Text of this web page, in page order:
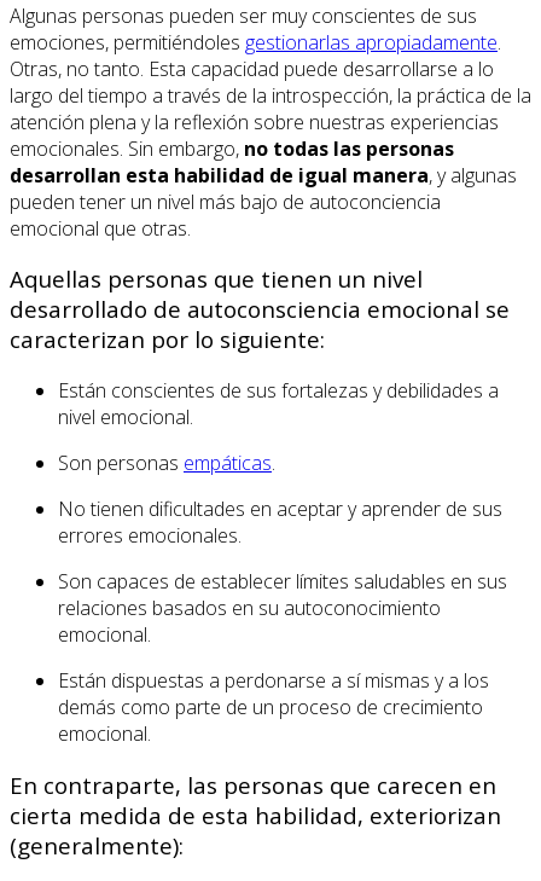
Algunas personas pueden ser muy conscientes de sus
emociones, permitiéndoles gestionarlas apropiadamente.
Otras, no tanto. Esta capacidad puede desarrollarse a lo
largo del tiempo a través de la introspección, la práctica de la
atención plena y la reflexión sobre nuestras experiencias
emocionales. Sin embargo, no todas las personas
desarrollan esta habilidad de igual manera, y algunas
pueden tener un nivel más bajo de autoconciencia
emocional que otras.
Aquellas personas que tienen un nivel
desarrollado de autoconsciencia emocional se
caracterizan por lo siguiente:
Están conscientes de sus fortalezas y debilidades a
nivel emocional.
Son personas empáticas.
No tienen dificultades en aceptar y aprender de sus
errores emocionales.
Son capaces de establecer límites saludables en sus
relaciones basados en su autoconocimiento
emocional.
Están dispuestas a perdonarse a sí mismas y a los
demás como parte de un proceso de crecimiento
emocional.
En contraparte, las personas que carecen en
cierta medida de esta habilidad, exteriorizan
(generalmente):